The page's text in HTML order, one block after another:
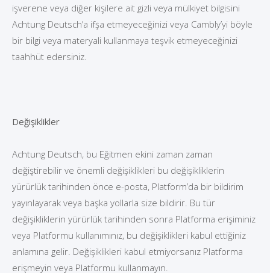
işverene veya diğer kişilere ait gizli veya mülkiyet bilgisini
Achtung Deutsch’a ifşa etmeyeceğinizi veya Cambly’yi böyle
bir bilgi veya materyali kullanmaya teşvik etmeyeceğinizi
taahhüt edersiniz.
Değişiklikler
Achtung Deutsch, bu Eğitmen ekini zaman zaman
değiştirebilir ve önemli değişiklikleri bu değişikliklerin
yürürlük tarihinden önce e-posta, Platform’da bir bildirim
yayınlayarak veya başka yollarla size bildirir. Bu tür
değişikliklerin yürürlük tarihinden sonra Platforma erişiminiz
veya Platformu kullanımınız, bu değişiklikleri kabul ettiğiniz
anlamına gelir. Değişiklikleri kabul etmiyorsanız Platforma
erişmeyin veya Platformu kullanmayın.